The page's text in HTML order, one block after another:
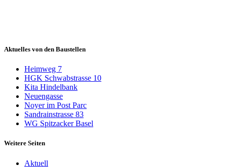
Aktuelles von den Baustellen
Heimweg 7
HGK Schwabstrasse 10
Kita Hindelbank
Neuengasse
Noyer im Post Parc
Sandrainstrasse 83
WG Spitzacker Basel
Weitere Seiten
Aktuell